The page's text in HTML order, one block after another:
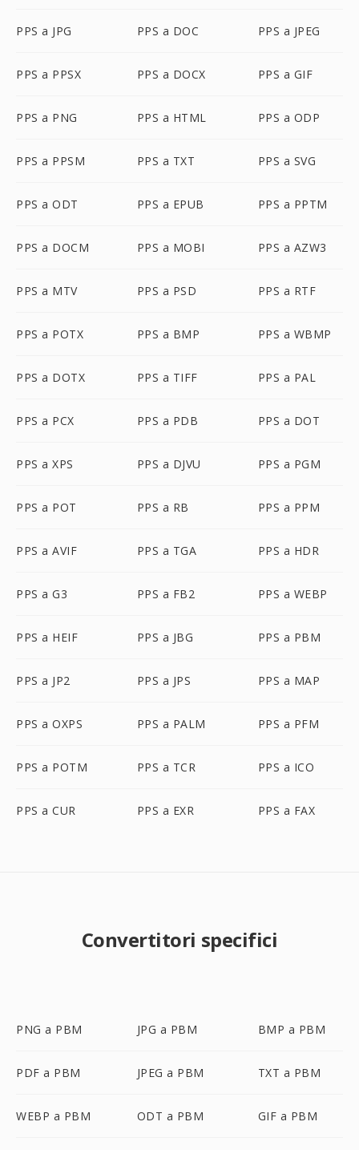
PPS a JPG PPS a DOC PPS a JPEG
PPS a PPSX PPS a DOCX PPS a GIF
PPS a PNG PPS a HTML PPS a ODP
PPS a PPSM PPS a TXT PPS a SVG
PPS a ODT PPS a EPUB PPS a PPTM
PPS a DOCM PPS a MOBI PPS a AZW3
PPS a MTV PPS a PSD PPS a RTF
PPS a POTX PPS a BMP PPS a WBMP
PPS a DOTX PPS a TIFF PPS a PAL
PPS a PCX PPS a PDB PPS a DOT
PPS a XPS PPS a DJVU PPS a PGM
PPS a POT PPS a RB PPS a PPM
PPS a AVIF PPS a TGA PPS a HDR
PPS a G3 PPS a FB2 PPS a WEBP
PPS a HEIF PPS a JBG PPS a PBM
PPS a JP2 PPS a JPS PPS a MAP
PPS a OXPS PPS a PALM PPS a PFM
PPS a POTM PPS a TCR PPS a ICO
PPS a CUR PPS a EXR PPS a FAX
Convertitori specifici
PNG a PBM JPG a PBM BMP a PBM
PDF a PBM JPEG a PBM TXT a PBM
WEBP a PBM ODT a PBM GIF a PBM